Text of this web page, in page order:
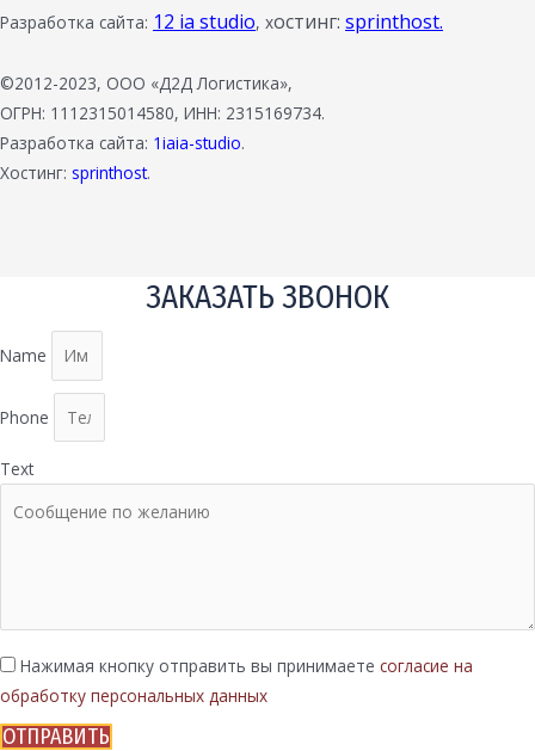
Разработка сайта: 12 ia studio, хостинг: sprinthost.
©2012-2023, ООО «Д2Д Логистика»,
ОГРН: 1112315014580, ИНН: 2315169734.
Разработка сайта: 1iaia-studio.
Хостинг: sprinthost.
ЗАКАЗАТЬ ЗВОНОК
Name
Phone
Text
Нажимая кнопку отправить вы принимаете согласие на
обработку персональных данных
ОТПРАВИТЬ